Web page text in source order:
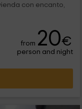
con encanto,
from 20€
person and night